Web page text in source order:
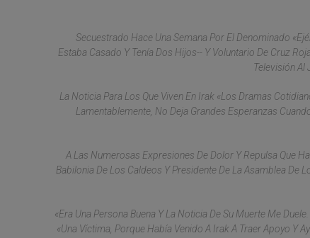
Secuestrado Hace Una Semana Por El Denominado
Estaba Casado Y Tenía Dos Hijos-- Y Voluntario De Cruz
Televisión Al
La Noticia Para Los Que Viven En Irak «los Dramas
Lamentablemente, No Deja Grandes Esperanzas
A Las Numerosas Expresiones De Dolor Y Repulsa Que
Babilonia De Los Caldeos Y Presidente De La Asamblea De
«Era Una Persona Buena Y La Noticia De Su Muerte Me
«una Víctima, Porque Había Venido A Irak A Traer Apoyo Y